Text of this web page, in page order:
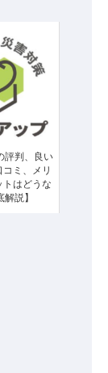
評判、良い
ミ、メリ
トはどうな
説】